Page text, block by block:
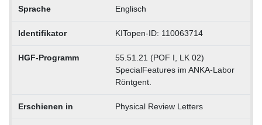
Sprache Englisch
Identifikator KITopen-ID: 110063714
HGF-Programm
55.51.21 (POF I, LK 02)
SpecialFeatures im ANKA-Labor
Röntgent.
Erschienen in Physical Review Letters